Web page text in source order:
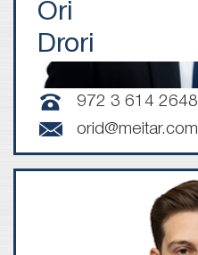
Ori
Drori
972 3 614 2648
orid@meitar.com